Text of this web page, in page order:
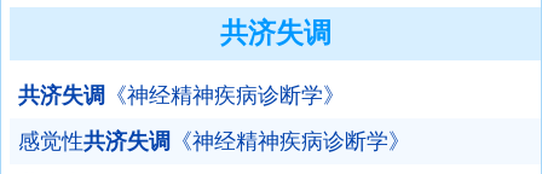
共济失调
共济失调 《神经精神疾病诊断学》
感觉性共济失调 《神经精神疾病诊断学》